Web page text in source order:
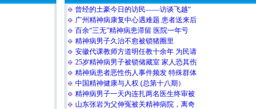
曾经的土豪今日的访民――访谈飞越“
广州精神病康复中心遇难题 患者送来后
百余“三无”精神病患滞留 医院一年亏
精神病男子久治不愈被锁猪圈里
安徽代课教师方道明任教十余年 为民请
25岁精神病男子被锁储藏室 家人恐其伤
精神病患者恶性伤人事件频发 特殊群体
中国精神健康与人权 (总第十八期）
精神病男子一天内连扎两名医生终审被
山东张岩为父伸冤被关精神病院，离奇